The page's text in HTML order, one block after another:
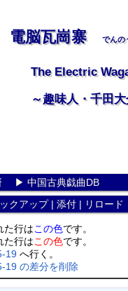
電脳瓦崗寨 でんの
The Electric
～趣味人・千田
▶ 中国古典戯曲DB
クアップ| 添付| リロード
た行はこの色です。
た行はこの色です。
19へ行く。
19 の差分を削除